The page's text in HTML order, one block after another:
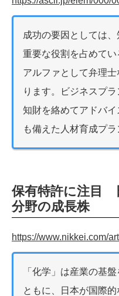
成功の要因としては
重要な役割を占めて
アルファとして弁理
ります。ビジネスプ
知財を絡めてアドバ
も備えた人材育成プ
保有特許に注目
分野の成長株
https://www.nikkei.com/
「化学」は産業の基
ともに、日本が国際